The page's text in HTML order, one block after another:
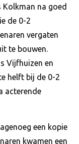
na goed
de 0-2
vergaten
te bouwen.
Vijfhuizen en
helft bij de 0-2
acterende
een kopie
kwamen een